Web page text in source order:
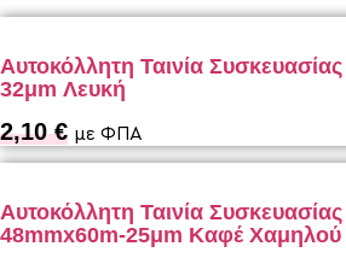
Αυτοκόλλητη Ταινία
32μm Λευκή
2,10€ με ΦΠΑ
Αυτοκόλλητη Ταινία
48mmx60m-25μm Καφέ